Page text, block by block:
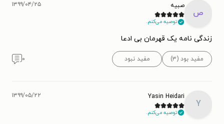
ص
صبیه
توصیه می‌کنم.
۱۳۹۹/۰۴/۲۵
زندگی نامه یک قهرمان بی ادعا
مفید بود (۳) مفید نبود ۰
Y
Yasin Heidari
توصیه می‌کنم.
۱۳۹۹/۰۵/۲۲